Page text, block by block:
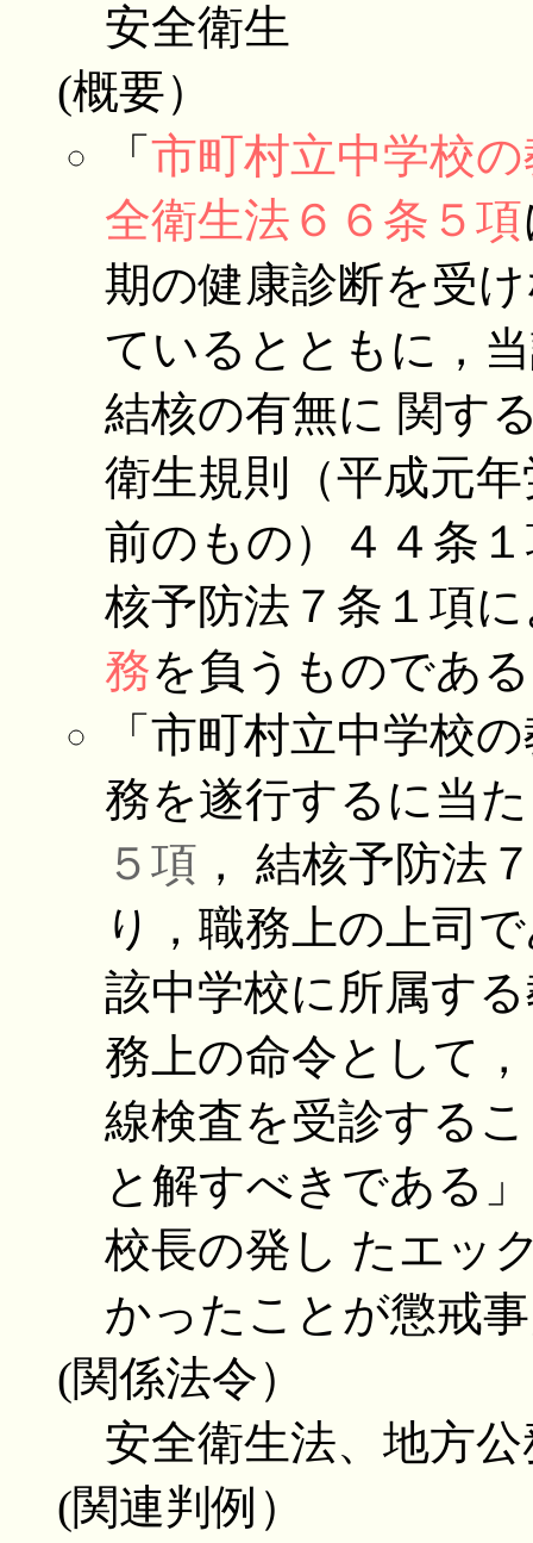
安全衛生
(概要）
「 市町村立中学校
全衛生法６６条５項
期の健康診断を受
ているとともに，
結核の有無に 関す
衛生規則（平成元
前のもの）４４条
核予防法７条１項
務を負うものであ
「市町村立中学校
務を遂行するに当
５項 ， 結核予防法
り，職務上の上司
該中学校に所属す
務上の命令として
線検査を受診する
と解すべきである
校長の発し たエッ
かったことが懲戒
(関係法令）
安全衛生法、地方
(関連判例）